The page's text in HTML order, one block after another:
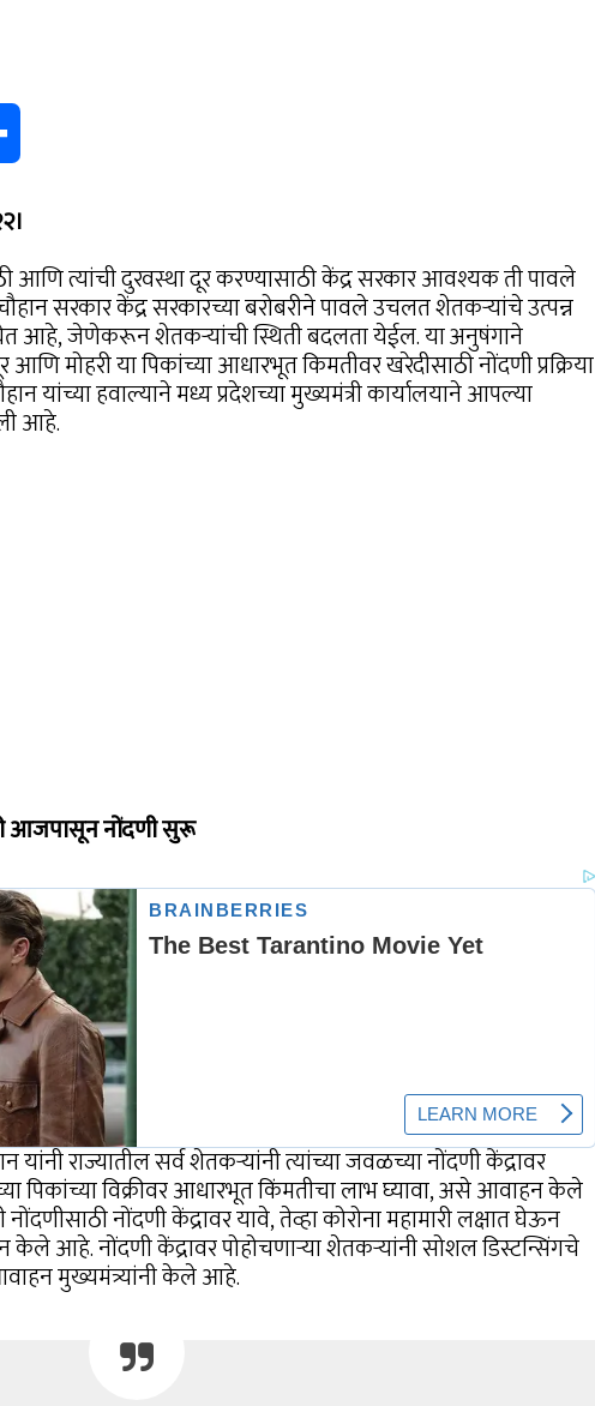
आणि त्यांची दुरवस्था दूर करण्यासाठी केंद्र सरकार आवश्यक ती पावले
सरकार केंद्र सरकारच्या बरोबरीने पावले उचलत शेतकऱ्यांचे उत्पन्न
आहे, जेणेकरून शेतकऱ्यांची स्थिती बदलता येईल. या अनुषंगाने
मोहरी या पिकांच्या आधारभूत किमतीवर खरेदीसाठी नोंदणी प्रक्रिया
यांच्या हवाल्याने मध्य प्रदेशच्या मुख्यमंत्री कार्यालयाने आपल्या
आहे.
आजपासून नोंदणी सुरू
यांनी राज्यातील सर्व शेतकऱ्यांनी त्यांच्या जवळच्या नोंदणी केंद्रावर
पिकांच्या विक्रीवर आधारभूत किंमतीचा लाभ घ्यावा, असे आवाहन केले
नोंदणी केंद्रावर यावे, तेव्हा कोरोना महामारी लक्षात घेऊन
आहे. नोंदणी केंद्रावर पोहोचणाऱ्या शेतकऱ्यांनी सोशल डिस्टन्सिंगचे
मुख्यमंत्र्यांनी केले आहे.